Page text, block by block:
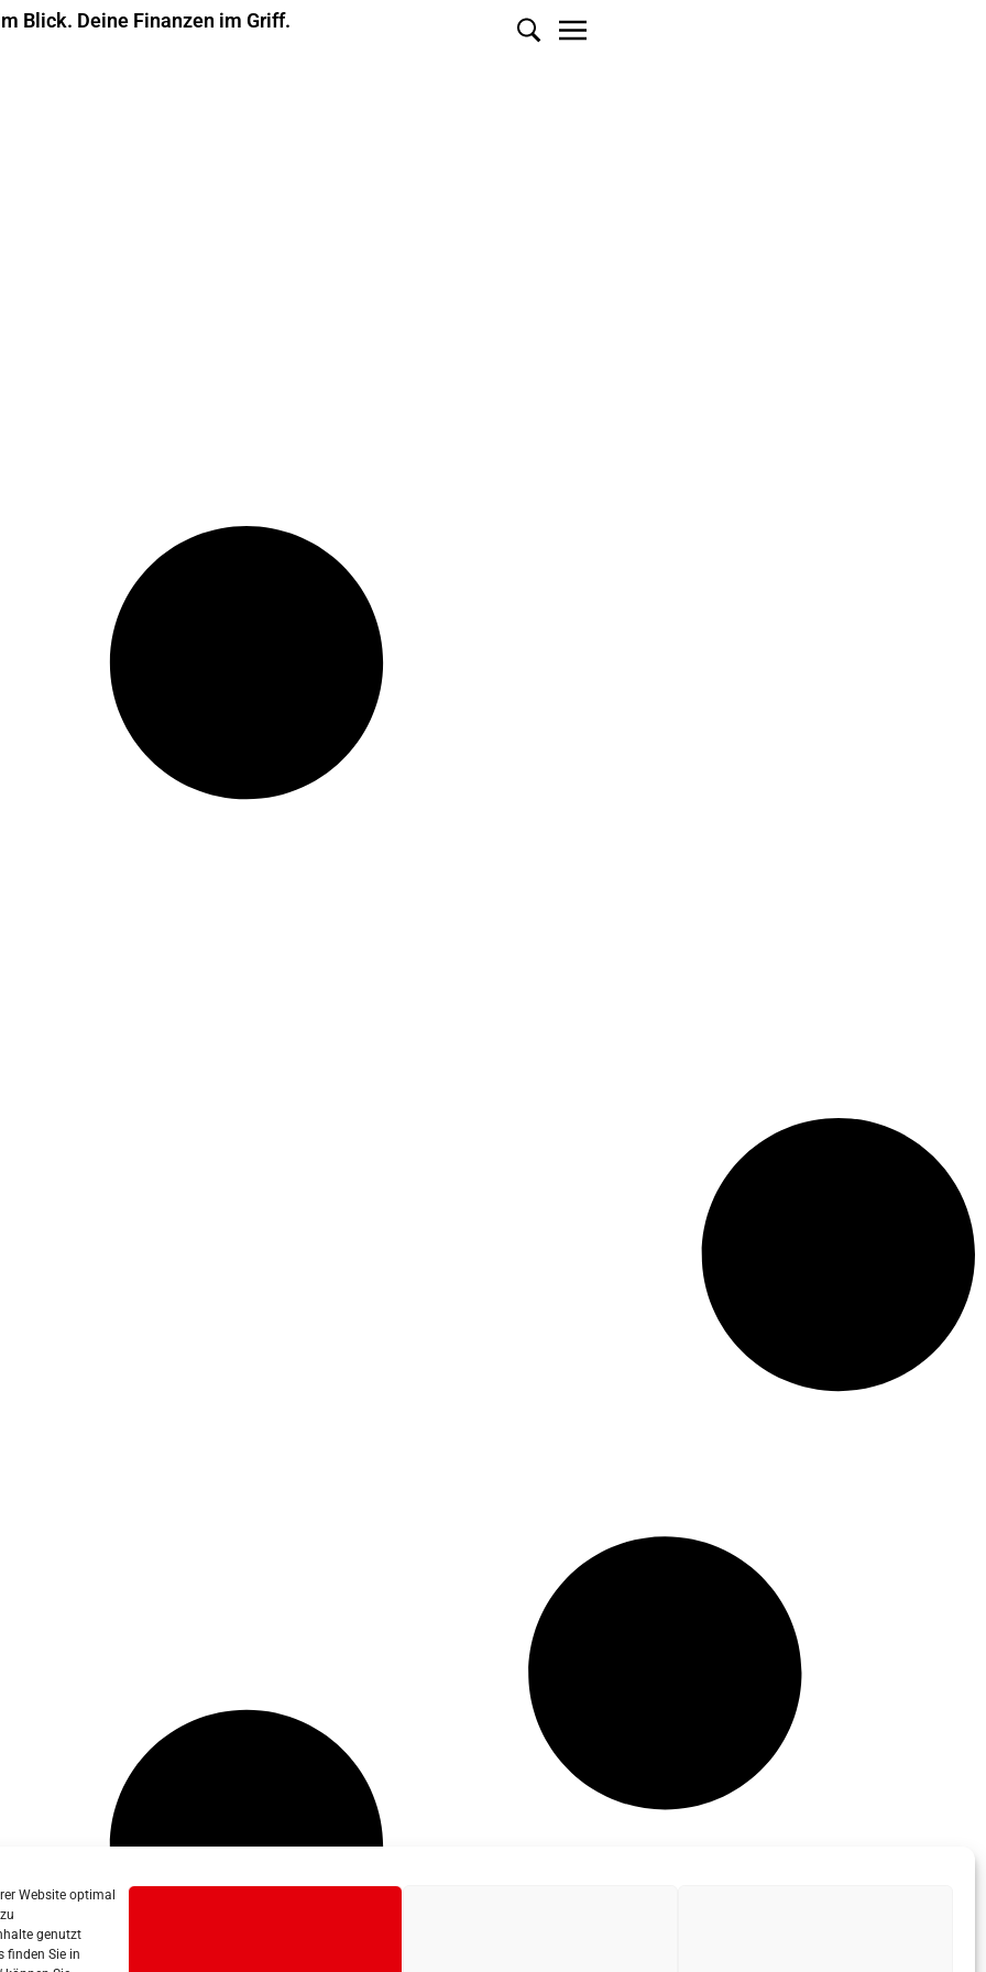
Website optimal
genutzt
finden Sie in
Blick. Deine Finanzen im Griff.